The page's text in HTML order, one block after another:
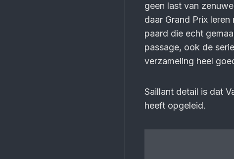
geen last van
daar Grand Prix
paard die echt
passage, ook de
verzameling heel
Saillant detail is dat
heeft opgeleid.